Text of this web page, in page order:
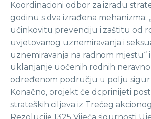
Koordinacioni odbor za izradu
godinu s dva izrađena mehanizma:
učinkovitu prevenciju i zaštitu od
uvjetovanog uznemiravanja i
uznemiravanja na radnom mjestu“ i
uklanjanje uočenih rodnih
određenom području u polju
Konačno, projekt će doprinijeti
strateških ciljeva iz Trećeg
Rezolucije 1325 Vijeća sigurnosti